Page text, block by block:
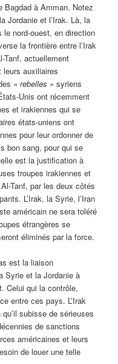
Bagdad à Amman. Notez
Jordanie et l’Irak. Là, la
nord-ouest, en direction
la frontière entre l’Irak
Tanf, actuellement
auxiliaires
« rebelles » syriens
Unis ont récemment
et irakiennes qui se
états-uniens ont
pour leur ordonner de
bon sang, pour qui se
est la justification à
troupes irakiennes et
Tanf, par les deux côtés
L’Irak, la Syrie, l’Iran
américain ne sera toléré
étrangères se
éliminés par la force.
est la liaison
Syrie et la Jordanie à
Celui qui la contrôle,
entre ces pays. L’Irak
subisse de sérieuses
de sanctions
américaines et leurs
de louer une telle